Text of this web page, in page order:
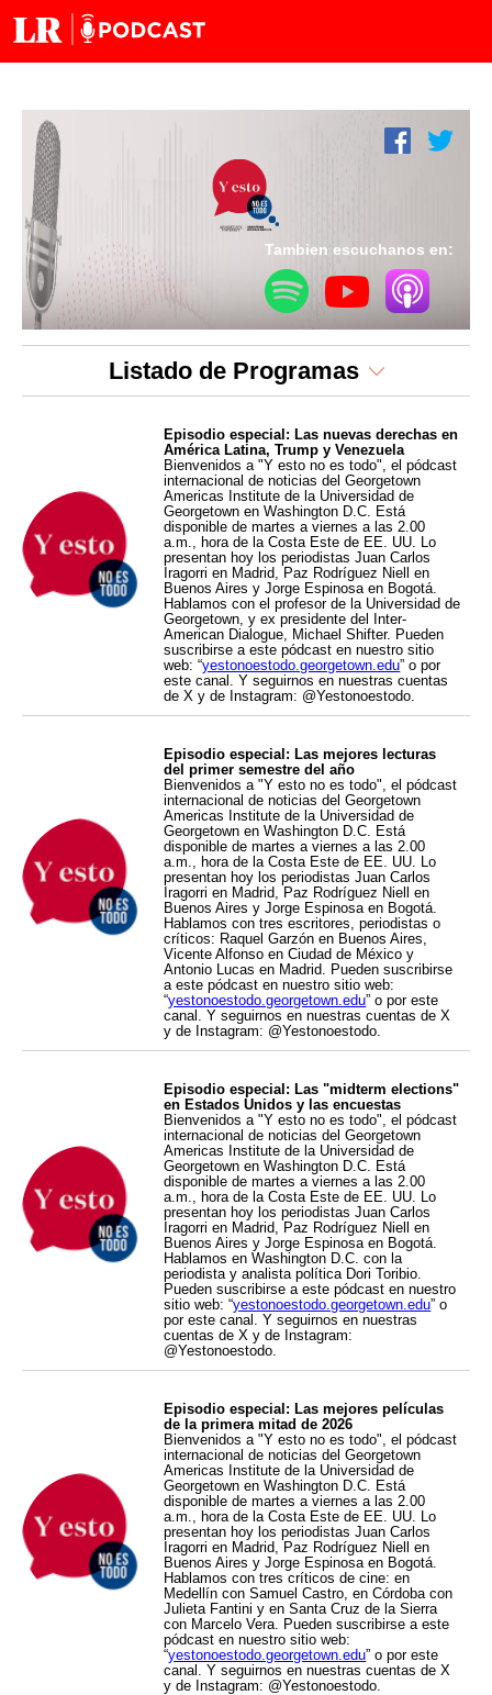
Tambien escuchanos en:
Listado de Programas
Episodio especial: Las nuevas derechas en
América Latina, Trump y Venezuela
Bienvenidos a "Y esto no es todo", el pódcast
internacional de noticias del Georgetown
Americas Institute de la Universidad de
Georgetown en Washington D.C. Está
disponible de martes a viernes a las 2.00
a.m., hora de la Costa Este de EE. UU. Lo
presentan hoy los periodistas Juan Carlos
Iragorri en Madrid, Paz Rodríguez Niell en
Buenos Aires y Jorge Espinosa en Bogotá.
Hablamos con el profesor de la Universidad de
Georgetown, y ex presidente del Inter-
American Dialogue, Michael Shifter. Pueden
suscribirse a este pódcast en nuestro sitio
web: “yestonoestodo.georgetown.edu” o por
este canal. Y seguirnos en nuestras cuentas
de X y de Instagram: @Yestonoestodo.
Episodio especial: Las mejores lecturas
del primer semestre del año
Bienvenidos a "Y esto no es todo", el pódcast
internacional de noticias del Georgetown
Americas Institute de la Universidad de
Georgetown en Washington D.C. Está
disponible de martes a viernes a las 2.00
a.m., hora de la Costa Este de EE. UU. Lo
presentan hoy los periodistas Juan Carlos
Iragorri en Madrid, Paz Rodríguez Niell en
Buenos Aires y Jorge Espinosa en Bogotá.
Hablamos con tres escritores, periodistas o
críticos: Raquel Garzón en Buenos Aires,
Vicente Alfonso en Ciudad de México y
Antonio Lucas en Madrid. Pueden suscribirse
a este pódcast en nuestro sitio web:
“yestonoestodo.georgetown.edu” o por este
canal. Y seguirnos en nuestras cuentas de X
y de Instagram: @Yestonoestodo.
Episodio especial: Las "midterm elections"
en Estados Unidos y las encuestas
Bienvenidos a "Y esto no es todo", el pódcast
internacional de noticias del Georgetown
Americas Institute de la Universidad de
Georgetown en Washington D.C. Está
disponible de martes a viernes a las 2.00
a.m., hora de la Costa Este de EE. UU. Lo
presentan hoy los periodistas Juan Carlos
Iragorri en Madrid, Paz Rodríguez Niell en
Buenos Aires y Jorge Espinosa en Bogotá.
Hablamos en Washington D.C. con la
periodista y analista política Dori Toribio.
Pueden suscribirse a este pódcast en nuestro
sitio web: “yestonoestodo.georgetown.edu” o
por este canal. Y seguirnos en nuestras
cuentas de X y de Instagram:
@Yestonoestodo.
Episodio especial: Las mejores películas
de la primera mitad de 2026
Bienvenidos a "Y esto no es todo", el pódcast
internacional de noticias del Georgetown
Americas Institute de la Universidad de
Georgetown en Washington D.C. Está
disponible de martes a viernes a las 2.00
a.m., hora de la Costa Este de EE. UU. Lo
presentan hoy los periodistas Juan Carlos
Iragorri en Madrid, Paz Rodríguez Niell en
Buenos Aires y Jorge Espinosa en Bogotá.
Hablamos con tres críticos de cine: en
Medellín con Samuel Castro, en Córdoba con
Julieta Fantini y en Santa Cruz de la Sierra
con Marcelo Vera. Pueden suscribirse a este
pódcast en nuestro sitio web:
“yestonoestodo.georgetown.edu” o por este
canal. Y seguirnos en nuestras cuentas de X
y de Instagram: @Yestonoestodo.